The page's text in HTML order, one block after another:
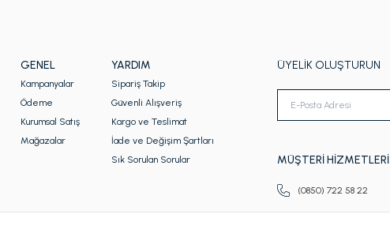
GENEL
Kampanyalar
Ödeme
Kurumsal Satış
Mağazalar
YARDIM
Sipariş Takip
Güvenli Alışveriş
Kargo ve Teslimat
İade ve Değişim Şartları
Sık Sorulan Sorular
ÜYELİK OLUŞTURUN
MÜŞTERİ HİZMETLERİ
(0850) 722 58 22